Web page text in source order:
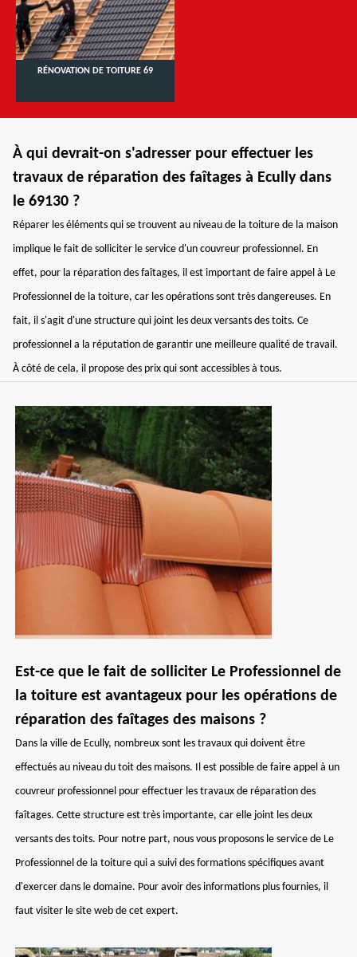
RÉNOVATION DE TOITURE 69
À qui devrait-on s'adresser pour effectuer les
travaux de réparation des faîtages à Ecully dans
le 69130 ?
Réparer les éléments qui se trouvent au niveau de la toiture de la maison
implique le fait de solliciter le service d'un couvreur professionnel. En
effet, pour la réparation des faîtages, il est important de faire appel à Le
Professionnel de la toiture, car les opérations sont très dangereuses. En
fait, il s'agit d'une structure qui joint les deux versants des toits. Ce
professionnel a la réputation de garantir une meilleure qualité de travail.
À côté de cela, il propose des prix qui sont accessibles à tous.
Est-ce que le fait de solliciter Le Professionnel de
la toiture est avantageux pour les opérations de
réparation des faîtages des maisons ?
Dans la ville de Ecully, nombreux sont les travaux qui doivent être
effectués au niveau du toit des maisons. Il est possible de faire appel à un
couvreur professionnel pour effectuer les travaux de réparation des
faîtages. Cette structure est très importante, car elle joint les deux
versants des toits. Pour notre part, nous vous proposons le service de Le
Professionnel de la toiture qui a suivi des formations spécifiques avant
d'exercer dans le domaine. Pour avoir des informations plus fournies, il
faut visiter le site web de cet expert.